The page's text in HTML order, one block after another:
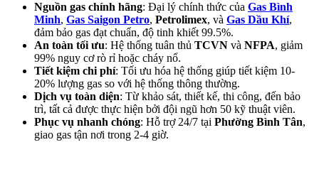
Nguồn gas chính hãng: Đại lý chính thức của Gas Bình
Minh, Gas Saigon Petro, Petrolimex, và Gas Dầu Khí,
đảm bảo gas đạt chuẩn, độ tinh khiết 99.5%.
An toàn tối ưu: Hệ thống tuân thủ TCVN và NFPA, giảm
99% nguy cơ rò rỉ hoặc cháy nổ.
Tiết kiệm chi phí: Tối ưu hóa hệ thống giúp tiết kiệm 10-
20% lượng gas so với hệ thống thông thường.
Dịch vụ toàn diện: Từ khảo sát, thiết kế, thi công, đến bảo
trì, tất cả được thực hiện bởi đội ngũ hơn 50 kỹ thuật viên.
Phục vụ nhanh chóng: Hỗ trợ 24/7 tại Phường Bình Tân,
giao gas tận nơi trong 2-4 giờ.